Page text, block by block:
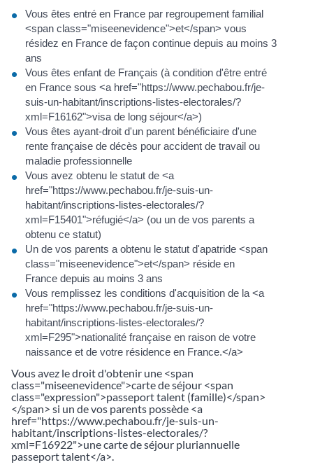
Vous êtes entré en France par regroupement familial
<span class="miseenevidence">et</span> vous
résidez en France de façon continue depuis au moins 3
ans
Vous êtes enfant de Français (à condition d'être entré
en France sous <a href="https://www.pechabou.fr/je-
suis-un-habitant/inscriptions-listes-electorales/?
xml=F16162">visa de long séjour</a>)
Vous êtes ayant-droit d'un parent bénéficiaire d'une
rente française de décès pour accident de travail ou
maladie professionnelle
Vous avez obtenu le statut de <a
href="https://www.pechabou.fr/je-suis-un-
habitant/inscriptions-listes-electorales/?
xml=F15401">réfugié</a> (ou un de vos parents a
obtenu ce statut)
Un de vos parents a obtenu le statut d'apatride <span
class="miseenevidence">et</span> réside en
France depuis au moins 3 ans
Vous remplissez les conditions d'acquisition de la <a
href="https://www.pechabou.fr/je-suis-un-
habitant/inscriptions-listes-electorales/?
xml=F295">nationalité française en raison de votre
naissance et de votre résidence en France.</a>
Vous avez le droit d'obtenir une <span
class="miseenevidence">carte de séjour <span
class="expression">passeport talent (famille)</span>
</span> si un de vos parents possède <a
href="https://www.pechabou.fr/je-suis-un-
habitant/inscriptions-listes-electorales/?
xml=F16922">une carte de séjour pluriannuelle
passeport talent</a>.